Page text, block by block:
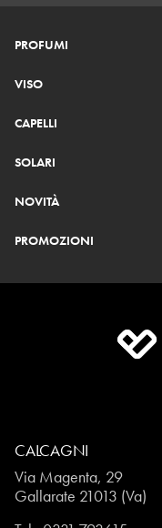
PROFUMI
VISO
CAPELLI
SOLARI
NOVITÀ
PROMOZIONI
CALCAGNI
Via Magenta, 29
Gallarate 21013 (Va)